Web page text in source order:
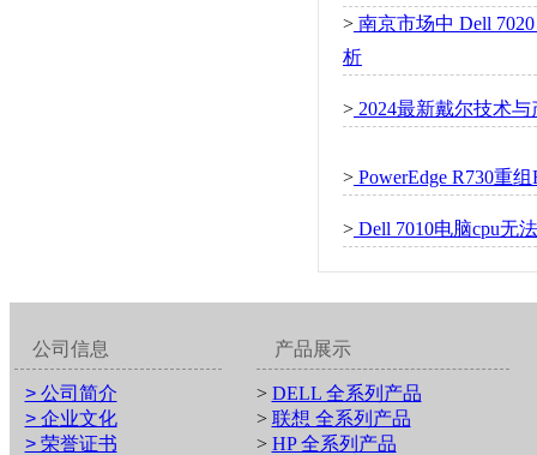
> 南京市场中 Dell
析
> 2024最新戴尔技术
> PowerEdge R730重
> Dell 7010电脑cpu无
公司信息
> 公司简介
> 企业文化
> 荣誉证书
产品展示
> DELL 全系列产品
> 联想 全系列产品
> HP 全系列产品